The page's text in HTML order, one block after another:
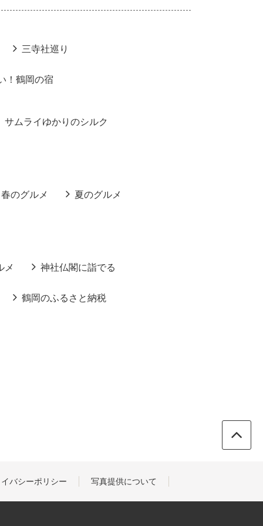
三寺社巡り
！鶴岡の宿
サムライゆかりのシルク
春のグルメ 夏のグルメ
メ 神社仏閣に詣でる
鶴岡のふるさと納税
バシーポリシー 写真提供について